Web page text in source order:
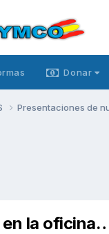
Donar
Presentaciones de
en la